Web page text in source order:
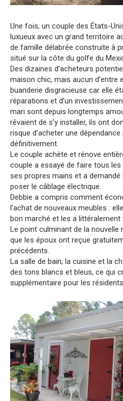
Une fois, un couple des États-
luxueux avec un grand territoire
de famille délabrée construite à
situé sur la côte du golfe du
Des dizaines d’acheteurs
maison chic, mais aucun d’entre
buanderie disgracieuse car elle
réparations et d’un
mari sont depuis longtemps
rêvaient de s’y installer, ils ont
risque d’acheter une
définitivement.
Le couple achète et rénove
couple a essayé de faire tous
ses propres mains et a demandé
poser le câblage électrique.
Debbie a compris comment
l’achat de nouveaux meubles :
bon marché et les a
Le point culminant de la nouvelle
que les époux ont reçue
précédents.
La salle de bain, la cuisine et la
des tons blancs et bleus, ce qui
supplémentaire pour les